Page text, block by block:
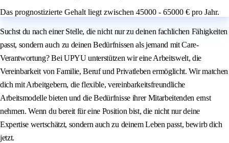
Das prognostizierte Gehalt liegt zwischen 45000 - 65000 € pro Jahr.
Suchst du nach einer Stelle, die nicht nur zu deinen fachlichen Fähigkeiten
passt, sondern auch zu deinen Bedürfnissen als jemand mit Care-
Verantwortung? Bei UPYU unterstützen wir eine Arbeitswelt, die
Vereinbarkeit von Familie, Beruf und Privatleben ermöglicht. Wir matchen
dich mit Arbeitgebern, die flexible, vereinbarkeitsfreundliche
Arbeitsmodelle bieten und die Bedürfnisse ihrer Mitarbeitenden ernst
nehmen. Wenn du bereit für eine Position bist, die nicht nur deine
Expertise wertschätzt, sondern auch zu deinem Leben passt, bewirb dich
jetzt.